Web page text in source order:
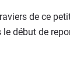
de ce
le début de